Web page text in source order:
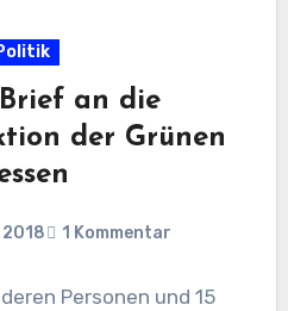
an die
der Grünen
2018 1 Kommentar
Personen und 15